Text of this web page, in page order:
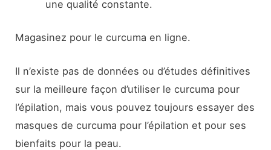
une qualité constante.
Magasinez pour le curcuma en ligne.
Il n’existe pas de données ou d’études définitives
sur la meilleure façon d’utiliser le curcuma pour
l’épilation, mais vous pouvez toujours essayer des
masques de curcuma pour l’épilation et pour ses
bienfaits pour la peau.